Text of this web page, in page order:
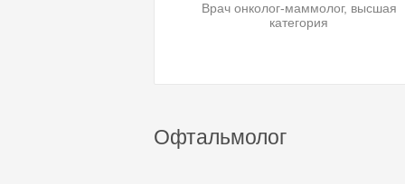
Врач онколог-маммолог, высшая
категория
Офтальмолог